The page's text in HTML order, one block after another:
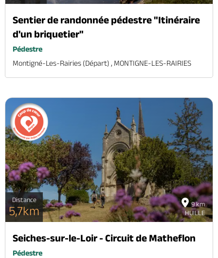
Sentier de randonnée pédestre "Itinéraire
d'un briquetier"
Pédestre
Montigné-Les-Rairies (départ) , MONTIGNE-LES-RAIRIES
9 km
HUILLE
Distance
5,7km
Seiches-sur-le-Loir - Circuit de Matheflon
Pédestre